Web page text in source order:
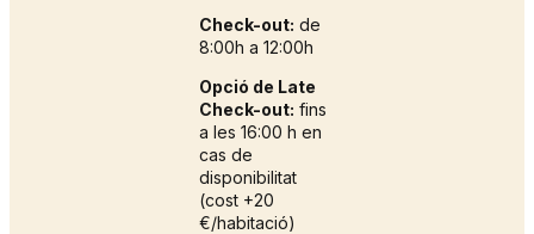
Check-out: de
8:00h a 12:00h
Opció de Late
Check-out: fins
a les 16:00 h en
cas de
disponibilitat
(cost +20
€/habitació)